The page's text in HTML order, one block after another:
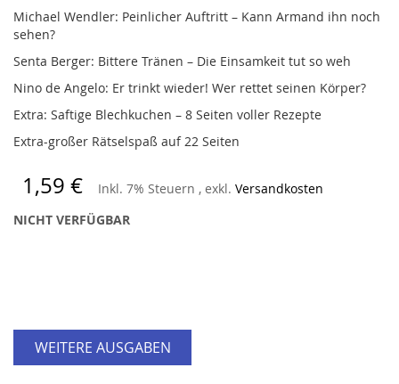
Michael Wendler: Peinlicher Auftritt – Kann Armand ihn noch
sehen?
Senta Berger: Bittere Tränen – Die Einsamkeit tut so weh
Nino de Angelo: Er trinkt wieder! Wer rettet seinen Körper?
Extra: Saftige Blechkuchen – 8 Seiten voller Rezepte
Extra-großer Rätselspaß auf 22 Seiten
1,59 € Inkl. 7% Steuern , exkl. Versandkosten
NICHT VERFÜGBAR
WEITERE AUSGABEN